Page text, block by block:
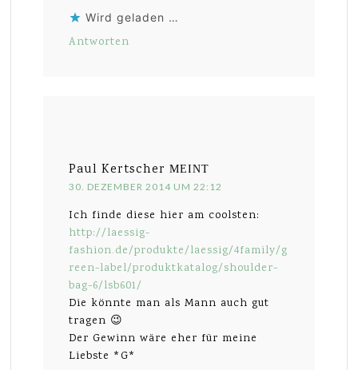
Wird geladen …
Antworten
Paul Kertscher MEINT
30. DEZEMBER 2014 UM 22:12
Ich finde diese hier am coolsten:
http://laessig-
fashion.de/produkte/laessig/4family/g
reen-label/produktkatalog/shoulder-
bag-6/lsb601/
Die könnte man als Mann auch gut
tragen 😉
Der Gewinn wäre eher für meine
Liebste *G*